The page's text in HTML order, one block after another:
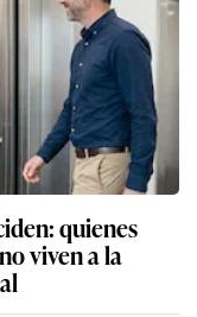
quienes
viven a la